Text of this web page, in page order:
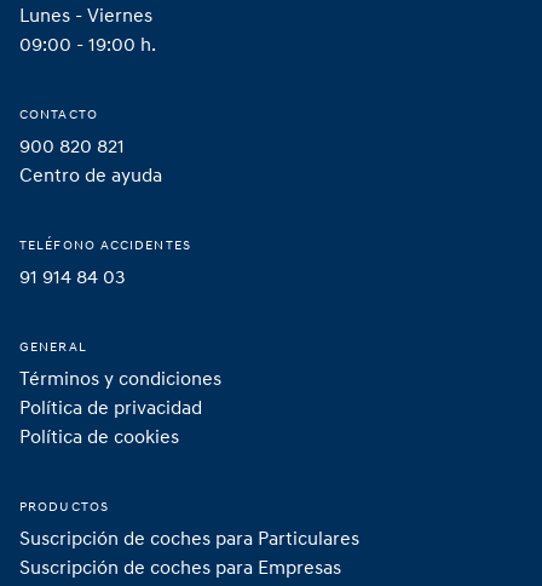
Lunes - Viernes
09:00 - 19:00 h.
CONTACTO
900 820 821
Centro de ayuda
TELÉFONO ACCIDENTES
91 914 84 03
GENERAL
Términos y condiciones
Política de privacidad
Política de cookies
PRODUCTOS
Suscripción de coches para Particulares
Suscripción de coches para Empresas